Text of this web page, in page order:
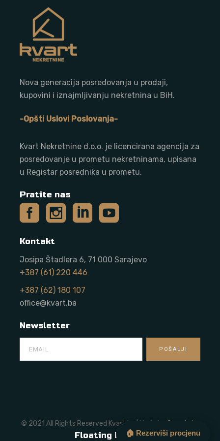
Nova generacija posredovanja u prodaji,
kupovini i iznajmljivanju nekretnina u BiH.
-Opšti Uslovi Poslovanja-
Kvart Nekretnine d.o.o. je licencirana agencija za
posredovanje u prometu nekretninama, upisana
u Registar posrednika u prometu.
Pratite nas
Kontakt
Josipa Štadlera 6, 71 000 Sarajevo
+387 (61) 220 446
+387 (62) 180 107
office@kvart.ba
Newsletter
© 2021 All Rights Reserved Kvart.ba | Made by Onze Labs
Floating Button🏠 Rezerviši procjenu